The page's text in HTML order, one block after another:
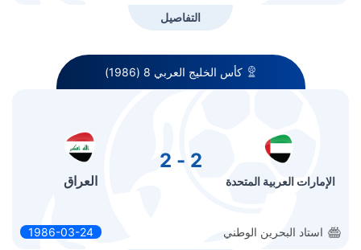
التفاصيل
كأس الخليج العربي 8 (1986)
الإمارات العربية المتحدة
2 - 2
العراق
استاد البحرين الوطني 1986-03-24